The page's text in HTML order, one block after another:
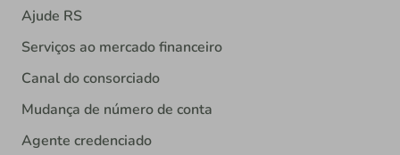
Ajude RS
Serviços ao mercado financeiro
Canal do consorciado
Mudança de número de conta
Agente credenciado